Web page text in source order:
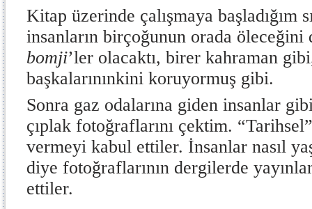
Kitap üzerinde çalışmaya başladığım
insanların birçoğunun orada
bomji’ler olacaktı, birer kahraman
başkalarınınkini koruyormuş gibi.
Sonra gaz odalarına giden insanlar
çıplak fotoğraflarını çektim.
vermeyi kabul ettiler. İnsanlar nasıl
diye fotoğraflarının dergilerde
ettiler.